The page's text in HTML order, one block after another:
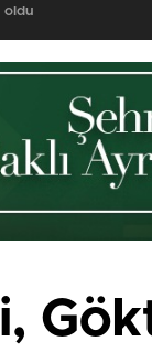
oldu